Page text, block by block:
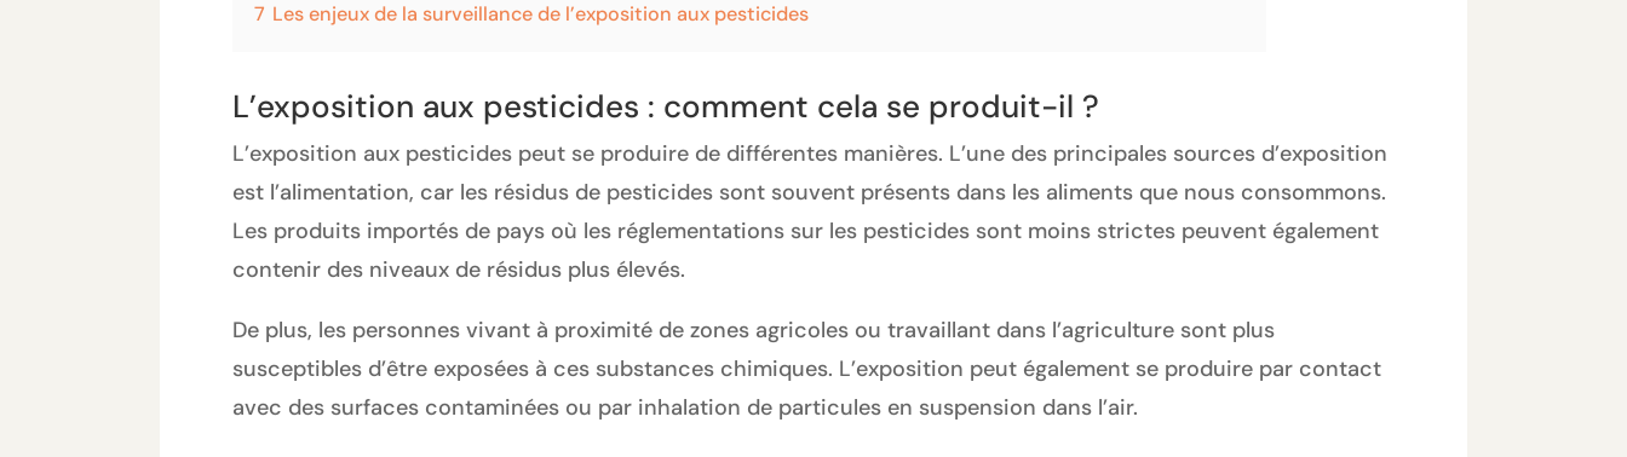
7 Les enjeux de la surveillance de l’exposition aux pesticides
L’exposition aux pesticides : comment cela se produit-il ?
L’exposition aux pesticides peut se produire de différentes manières. L’une des principales sources d’exposition
est l’alimentation, car les résidus de pesticides sont souvent présents dans les aliments que nous consommons.
Les produits importés de pays où les réglementations sur les pesticides sont moins strictes peuvent également
contenir des niveaux de résidus plus élevés.
De plus, les personnes vivant à proximité de zones agricoles ou travaillant dans l’agriculture sont plus
susceptibles d’être exposées à ces substances chimiques. L’exposition peut également se produire par contact
avec des surfaces contaminées ou par inhalation de particules en suspension dans l’air.